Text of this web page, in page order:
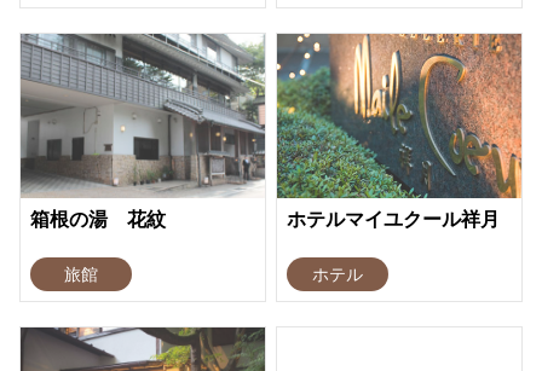
箱根の湯 花紋
旅館
ホテルマイユクール祥月
ホテル